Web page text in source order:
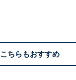
こちらもおすすめ